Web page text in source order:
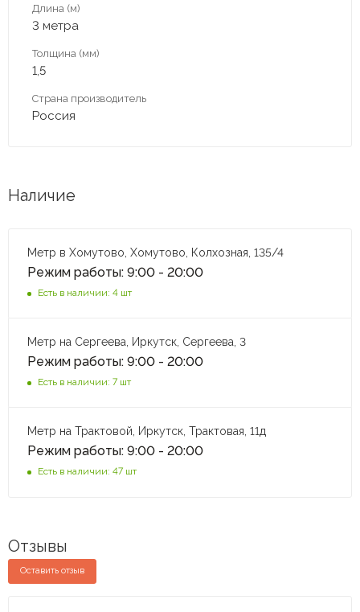
Длина (м)
3 метра
Толщина (мм)
1,5
Страна производитель
Россия
Наличие
Метр в Хомутово, Хомутово, Колхозная, 135/4
Режим работы: 9:00 - 20:00
Есть в наличии: 4 шт
Метр на Сергеева, Иркутск, Сергеева, 3
Режим работы: 9:00 - 20:00
Есть в наличии: 7 шт
Метр на Трактовой, Иркутск, Трактовая, 11д
Режим работы: 9:00 - 20:00
Есть в наличии: 47 шт
Отзывы
Оставить отзыв